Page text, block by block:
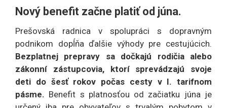
Nový benefit začne platiť od júna.
Prešovská radnica v spolupráci s dopravným
podnikom dopĺňa ďalšie výhody pre cestujúcich.
Bezplatnej prepravy sa dočkajú rodičia alebo
zákonní zástupcovia, ktorí sprevádzajú svoje
deti do šesť rokov počas cesty v I. tarifnom
pásme. Benefit s platnosťou od začiatku júna je